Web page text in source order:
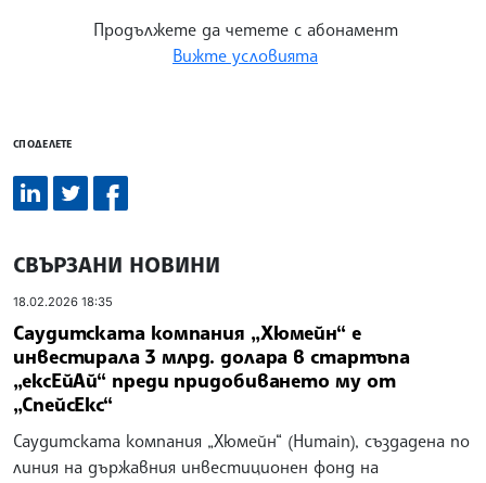
Продължете да четете с абонамент
Вижте условията
СПОДЕЛЕТЕ
СВЪРЗАНИ НОВИНИ
18.02.2026 18:35
Саудитската компания „Хюмейн“ е
инвестирала 3 млрд. долара в стартъпа
„ексЕйАй“ преди придобиването му от
„СпейсЕкс“
Саудитската компания „Хюмейн“ (Humain), създадена по
линия на държавния инвестиционен фонд на